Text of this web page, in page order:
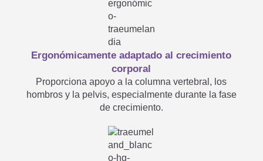
juvenil tiene un olor muy
El núcleo de mi colchón infantil
amarillo, ¿qué debo hacer?
Ergonómicamente adaptado al crecimiento
corporal
Proporciona apoyo a la columna vertebral, los
hombros y la pelvis, especialmente durante la fase
de crecimiento.